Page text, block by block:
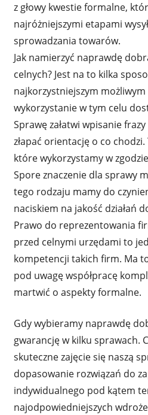
z głowy kwestie formalne,
najróżniejszymi etapami
sprowadzania towarów.
Jak namierzyć naprawdę
celnych? Jest na to kilka
najkorzystniejszym
wykorzystanie w tym celu
Sprawę załatwi wpisanie
złapać orientację o co chodzi.
które wykorzystamy w
Spore znaczenie dla sprawy
tego rodzaju mamy do
naciskiem na jakość działań
Prawo do reprezentowania
przed celnymi urzędami to
kompetencji takich firm. Ma
pod uwagę współpracę
martwić o aspekty formalne.
Gdy wybieramy naprawdę
gwarancję w kilku sprawach.
skuteczne zajęcie się naszą
dopasowanie rozwiązań do
indywidualnego pod kątem
najodpowiedniejszych